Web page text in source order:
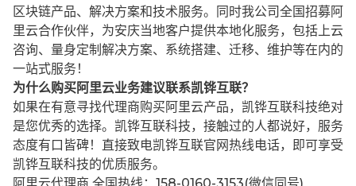
区块链产品、解决方案和技术服务。同时我公司全国招募阿
里云合作伙伴，为安庆当地客户提供本地化服务，包括上云
咨询、量身定制解决方案、系统搭建、迁移、维护等在内的
一站式服务！
为什么购买阿里云业务建议联系凯铧互联？
如果在有意寻找代理商购买阿里云产品，凯铧互联科技绝对
是您优秀的选择。凯铧互联科技，接触过的人都说好，服务
态度有口皆碑！直接致电凯铧互联官网热线电话，即可享受
凯铧互联科技的优质服务。